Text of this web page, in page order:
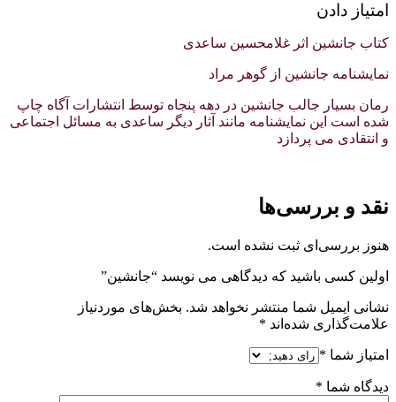
امتیاز دادن
کتاب جانشین اثر غلامحسین ساعدی
نمایشنامه جانشین از گوهر مراد
رمان بسیار جالب جانشین در دهه پنجاه توسط انتشارات آگاه چاپ
شده است این نمایشنامه مانند آثار دیگر ساعدی به مسائل اجتماعی
و انتقادی می پردازد
نقد و بررسی‌ها
هنوز بررسی‌ای ثبت نشده است.
اولین کسی باشید که دیدگاهی می نویسد “جانشین”
نشانی ایمیل شما منتشر نخواهد شد. بخش‌های موردنیاز
علامت‌گذاری شده‌اند *
امتیاز شما *
دیدگاه شما *